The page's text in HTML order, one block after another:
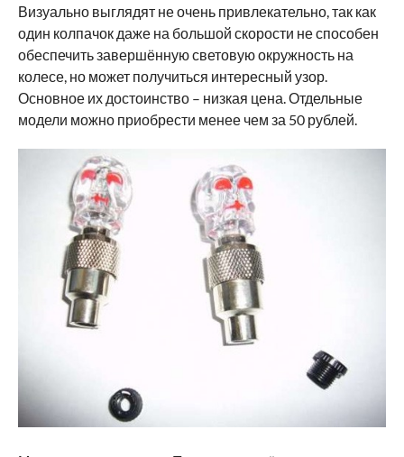
Визуально выглядят не очень привлекательно, так как
один колпачок даже на большой скорости не способен
обеспечить завершённую световую окружность на
колесе, но может получиться интересный узор.
Основное их достоинство – низкая цена. Отдельные
модели можно приобрести менее чем за 50 рублей.